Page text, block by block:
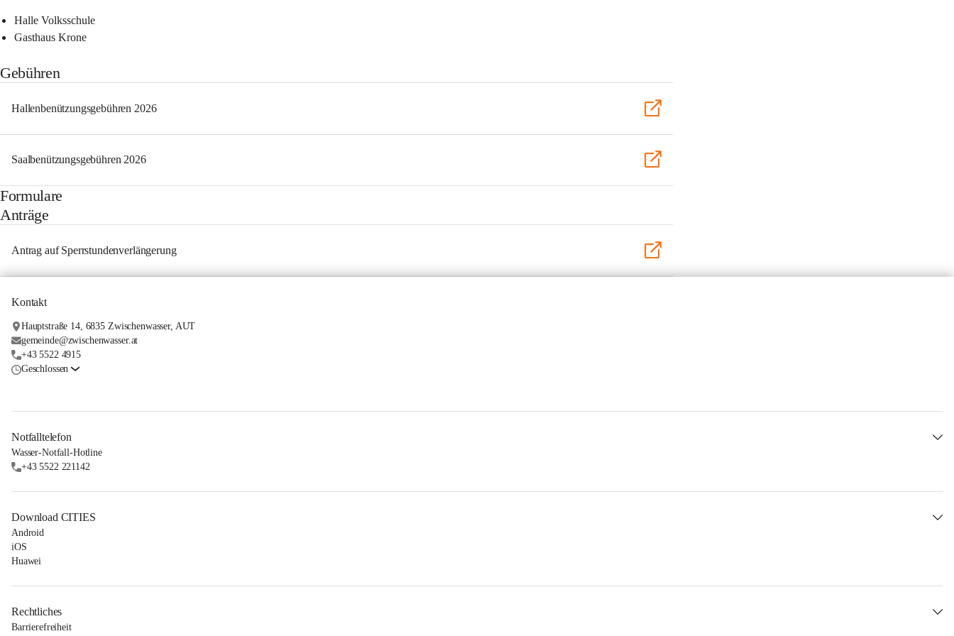
Halle Volksschule
Gasthaus Krone
Gebühren
Hallenbenützungsgebühren 2026
Saalbenützungsgebühren 2026
Formulare
Anträge
Antrag auf Sperrstundenverlängerung
Kontakt
Hauptstraße 14, 6835 Zwischenwasser, AUT
gemeinde@zwischenwasser.at
+43 5522 4915
Geschlossen
Notfalltelefon
Wasser-Notfall-Hotline
+43 5522 221142
Download CITIES
Android
iOS
Huawei
Rechtliches
Barrierefreiheit